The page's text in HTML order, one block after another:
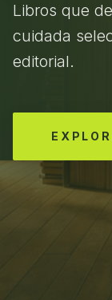
Libros que
cuidada
editorial.